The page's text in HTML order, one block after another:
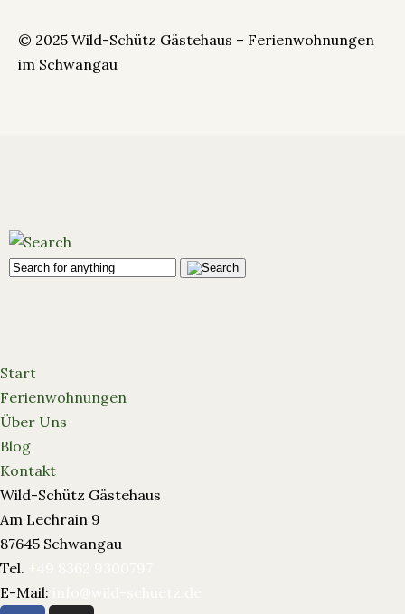
© 2025 Wild-Schütz Gästehaus – Ferienwohnungen
im Schwangau
Start
Ferienwohnungen
Über Uns
Blog
Kontakt
Wild-Schütz Gästehaus
Am Lechrain 9
87645 Schwangau
Tel.
E-Mail: